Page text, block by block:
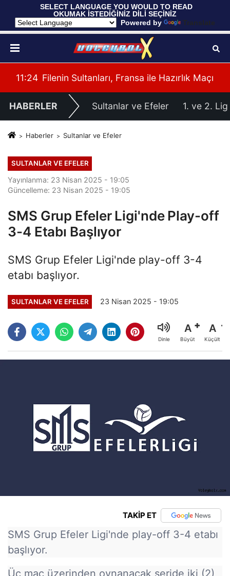
SELECT LANGUAGE YOU WOULD TO READ
OKUMAK İSTEDİĞİNİZ DİLİ SEÇİNİZ
Powered by
Translate
Belli Oldu
11:24 Filenin Sultanları, Fransa ile Hazırlık Maçı
HABERLER Sultanlar ve Efeler 1. ve 2. Lig
Haberler Sultanlar ve Efeler
SULTANLAR VE EFELER
Yayınlanma: 23 Nisan 2025 - 19:05
Güncelleme: 23 Nisan 2025 - 19:05
SMS Grup Efeler Ligi'nde Play-off
3-4 Etabı Başlıyor
SMS Grup Efeler Ligi'nde play-off 3-4
etabı başlıyor.
SULTANLAR VE EFELER 23 Nisan 2025 - 19:05
Dinle
A
Büyüt
A
Küçült
TAKİP ET
SMS Grup Efeler Ligi'nde play-off 3-4 etabı
başlıyor.
Üç maç üzerinden oynanacak seride iki (2)